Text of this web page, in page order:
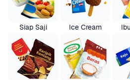
Siap Saji Ice Cream